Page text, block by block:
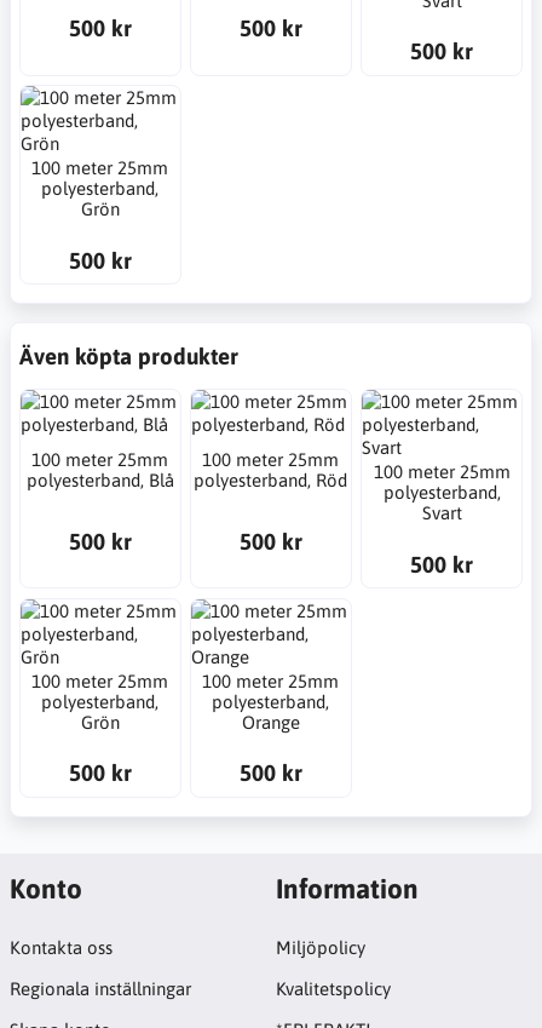
500 kr 500 kr
500 kr
100 meter 25mm
polyesterband,
Grön
500 kr
Även köpta produkter
100 meter 25mm
polyesterband, Blå
500 kr
100 meter 25mm
polyesterband, Röd
500 kr
100 meter 25mm
polyesterband,
Svart
500 kr
100 meter 25mm
polyesterband,
Grön
500 kr
100 meter 25mm
polyesterband,
Orange
500 kr
Konto
Kontakta oss
Regionala inställningar
Information
Miljöpolicy
Kvalitetspolicy